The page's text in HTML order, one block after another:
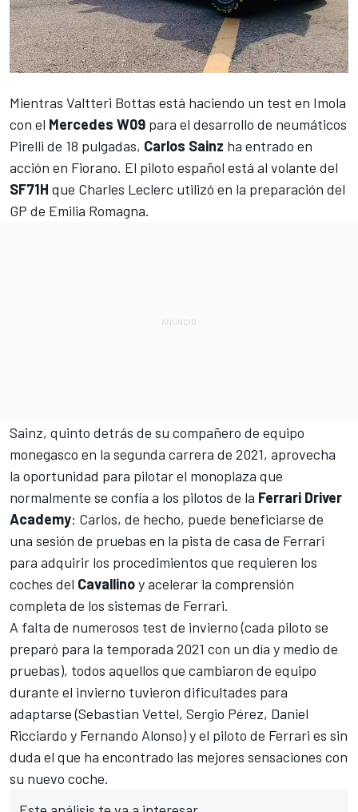
Mientras Valtteri Bottas está haciendo un test en Imola
con el Mercedes W09 para el desarrollo de neumáticos
Pirelli de 18 pulgadas, Carlos Sainz ha entrado en
acción en Fiorano. El piloto español está al volante del
SF71H que Charles Leclerc utilizó en la preparación del
GP de Emilia Romagna.
Sainz, quinto detrás de su compañero de equipo
monegasco en la segunda carrera de 2021, aprovecha
la oportunidad para pilotar el monoplaza que
normalmente se confía a los pilotos de la Ferrari Driver
Academy: Carlos, de hecho, puede beneficiarse de
una sesión de pruebas en la pista de casa de Ferrari
para adquirir los procedimientos que requieren los
coches del Cavallinoy acelerar la comprensión
completa de los sistemas de Ferrari.
A falta de numerosos test de invierno (cada piloto se
preparó para la temporada 2021 con un día y medio de
pruebas), todos aquellos que cambiaron de equipo
durante el invierno tuvieron dificultades para
adaptarse (Sebastian Vettel, Sergio Pérez, Daniel
Ricciardo y Fernando Alonso) y el piloto de Ferrari es sin
duda el que ha encontrado las mejores sensaciones con
su nuevo coche.